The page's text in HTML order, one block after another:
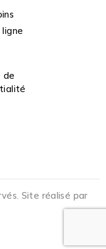
ligne
de
Site réalisé par